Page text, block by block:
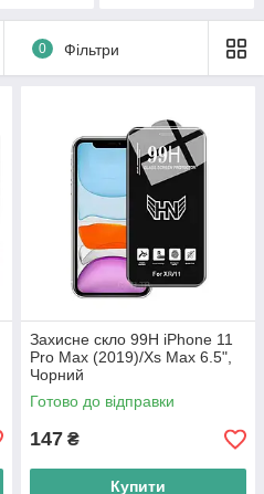
0 Фільтри
Захисне скло 99H iPhone 11
Pro Max (2019)/Xs Max 6.5",
Чорний
Готово до відправки
147 ₴
Купити